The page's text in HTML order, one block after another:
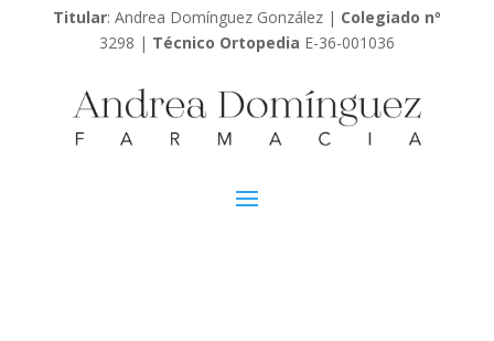
Titular: Andrea Domínguez González | Colegiado nº
3298 | Técnico Ortopedia E-36-001036